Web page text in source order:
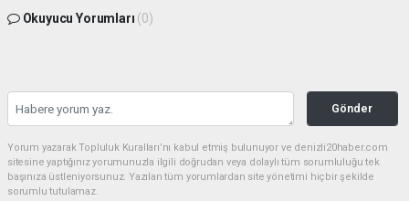
Okuyucu Yorumları (0)
Gönder
Yorum yazarak Topluluk Kuralları’nı kabul etmiş bulunuyor ve denizli20haber.com
sitesine yaptığınız yorumunuzla ilgili doğrudan veya dolaylı tüm sorumluluğu tek
başınıza üstleniyorsunuz. Yazılan tüm yorumlardan site yönetimi hiçbir şekilde
sorumlu tutulamaz.